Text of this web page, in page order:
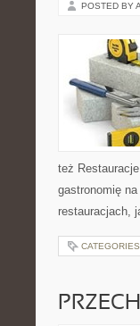
POSTED BY
też
gastronomię
restauracjach,